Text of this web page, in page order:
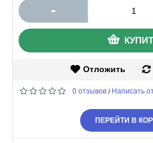
-
Отложить
0 отзывов / Написать
ПЕРЕЙТИ В